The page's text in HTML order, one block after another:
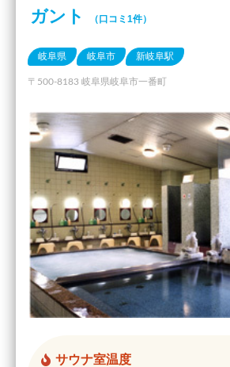
ガント （口コミ1件）
岐阜県 岐阜市 新岐阜駅
〒500-8183 岐阜県岐阜市一番町
サウナ室温度